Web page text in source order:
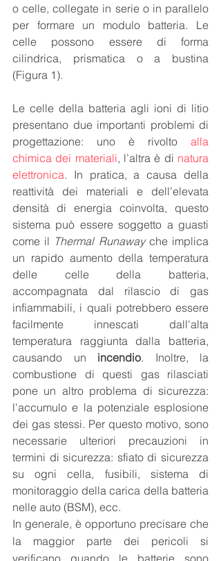
o celle, collegate in serie o in parallelo
per formare un modulo batteria. Le
celle possono essere di forma
cilindrica, prismatica o a bustina
(Figura 1).
Le celle della batteria agli ioni di litio
presentano due importanti problemi di
progettazione: uno è rivolto alla
chimica dei materiali, l’altra è di natura
elettronica. In pratica, a causa della
reattività dei materiali e dell’elevata
densità di energia coinvolta, questo
sistema può essere soggetto a guasti
come il Thermal Runaway che implica
un rapido aumento della temperatura
delle celle della batteria,
accompagnata dal rilascio di gas
infiammabili, i quali potrebbero essere
facilmente innescati dall'alta
temperatura raggiunta dalla batteria,
causando un incendio. Inoltre, la
combustione di questi gas rilasciati
pone un altro problema di sicurezza:
l'accumulo e la potenziale esplosione
dei gas stessi. Per questo motivo, sono
necessarie ulteriori precauzioni in
termini di sicurezza: sfiato di sicurezza
su ogni cella, fusibili, sistema di
monitoraggio della carica della batteria
nelle auto (BSM), ecc.
In generale, è opportuno precisare che
la maggior parte dei pericoli si
verificano quando le batterie sono